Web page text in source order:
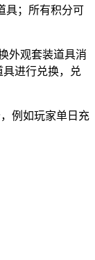
具；所有积分可
外观套装道具消
具进行兑换，兑
例如玩家单日充